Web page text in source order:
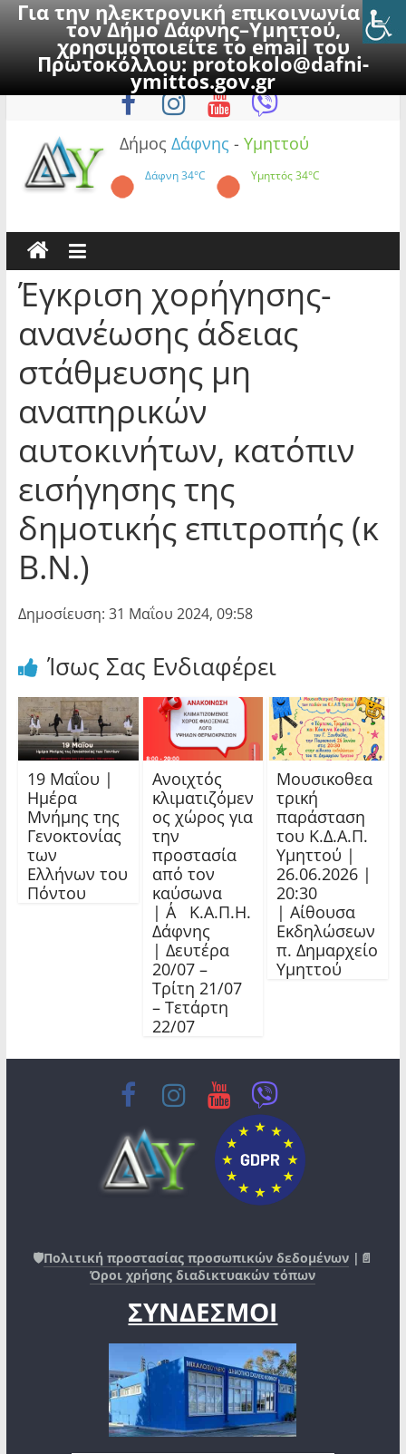
Για την ηλεκτρονική επικοινωνία με
τον Δήμο Δάφνης–Υμηττού,
χρησιμοποιείτε το email του
Πρωτοκόλλου:protokolo@dafni-
ymittos.gov.gr
to
Παρασκευή, 7 Αυγούστου 2026
Δήμος Δάφνης - Υμηττού
Δάφνη34°C Υμηττός34°C
Έγκριση χορήγησης-
ανανέωσης άδειας
στάθμευσης μη
αναπηρικών
αυτοκινήτων, κατόπιν
εισήγησης της
δημοτικής επιτροπής (κ
Β.Ν.)
Δημοσίευση: 31 Μαΐου 2024, 09:58
Ίσως Σας Ενδιαφέρει
19 Μαΐου |
Ημέρα
Μνήμης της
Γενοκτονίας
των
Ελλήνων του
Πόντου
Ανοιχτός
κλιματιζόμεν
ος χώρος για
την
προστασία
από τον
καύσωνα
| Α΄ Κ.Α.Π.Η.
Δάφνης
| Δευτέρα
20/07 –
Τρίτη 21/07
– Τετάρτη
22/07
Μουσικοθεα
τρική
παράσταση
του Κ.Δ.Α.Π.
Υμηττού |
26.06.2026 |
20:30
| Αίθουσα
Εκδηλώσεων
π. Δημαρχείο
Υμηττού
🛡️Πολιτική προστασίας προσωπικών δεδομένων |📄
Όροι χρήσης διαδικτυακών τόπων
ΣΥΝΔΕΣΜΟΙ